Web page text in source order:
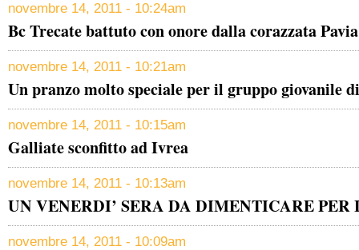
novembre 14, 2011 - 10:24am
Bc Trecate battuto con onore dalla corazzata Pavia
novembre 14, 2011 - 10:21am
Un pranzo molto speciale per il gruppo giovanile
novembre 14, 2011 - 10:15am
Galliate sconfitto ad Ivrea
novembre 14, 2011 - 10:13am
UN VENERDI’ SERA DA DIMENTICARE
novembre 14, 2011 - 10:09am